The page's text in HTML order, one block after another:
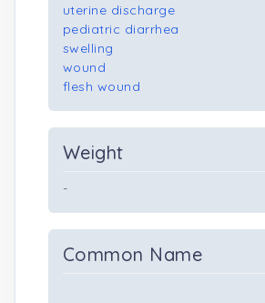
uterine discharge
pediatric diarrhea
swelling
wound
flesh wound
Weight
-
Common Name